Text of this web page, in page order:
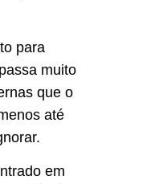
para
muito
que o
até
em